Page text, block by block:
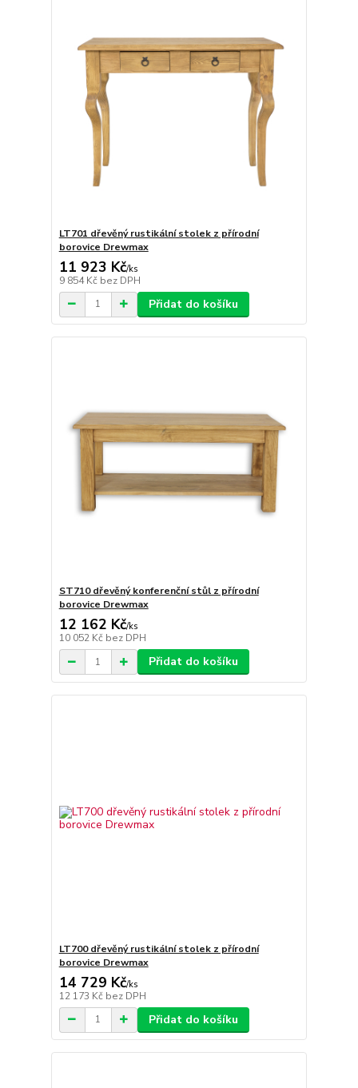
LT701 dřevěný rustikální stolek z přírodní
borovice Drewmax
11 923 Kč/ks
9 854 Kč bez DPH
Přidat do košíku
ST710 dřevěný konferenční stůl z přírodní
borovice Drewmax
12 162 Kč/ks
10 052 Kč bez DPH
Přidat do košíku
LT700 dřevěný rustikální stolek z přírodní
borovice Drewmax
14 729 Kč/ks
12 173 Kč bez DPH
Přidat do košíku